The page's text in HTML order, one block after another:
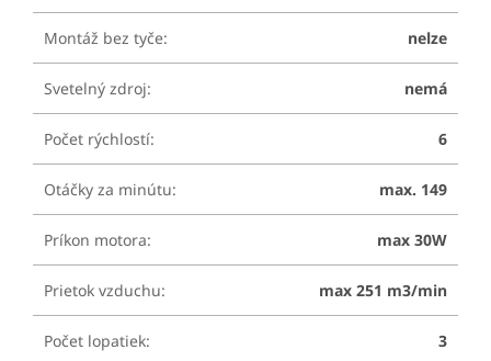
Montáž bez tyče: nelze
Svetelný zdroj: nemá
Počet rýchlostí: 6
Otáčky za minútu: max. 149
Príkon motora: max 30W
Prietok vzduchu: max 251 m3/min
Počet lopatiek: 3